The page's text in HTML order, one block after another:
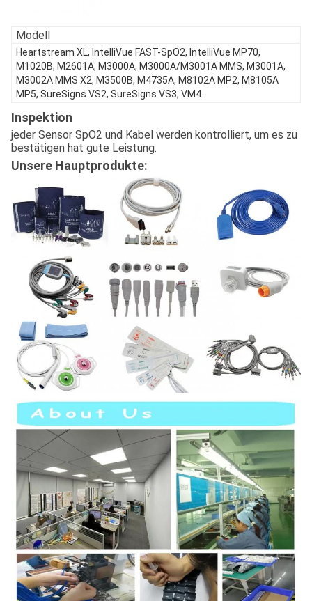
Modell
Heartstream XL, IntelliVue FAST-SpO2, IntelliVue MP70,
M1020B, M2601A, M3000A, M3000A/M3001A MMS, M3001A,
M3002A MMS X2, M3500B, M4735A, M8102A MP2, M8105A
MP5, SureSigns VS2, SureSigns VS3, VM4
Inspektion
jeder Sensor SpO2 und Kabel werden kontrolliert, um es zu
bestätigen hat gute Leistung.
Unsere Hauptprodukte: